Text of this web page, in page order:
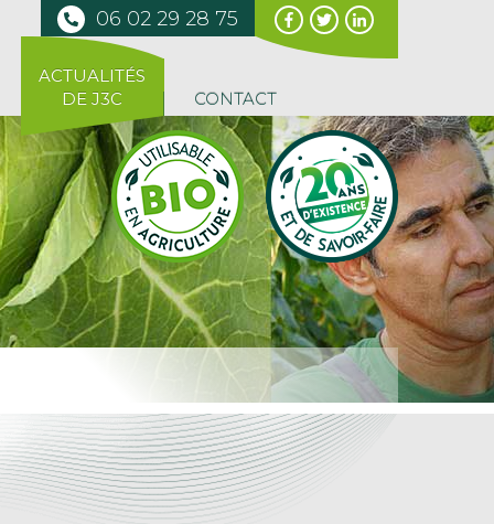
06 02 29 28 75
ACTUALITÉS
DE J3C
CONTACT